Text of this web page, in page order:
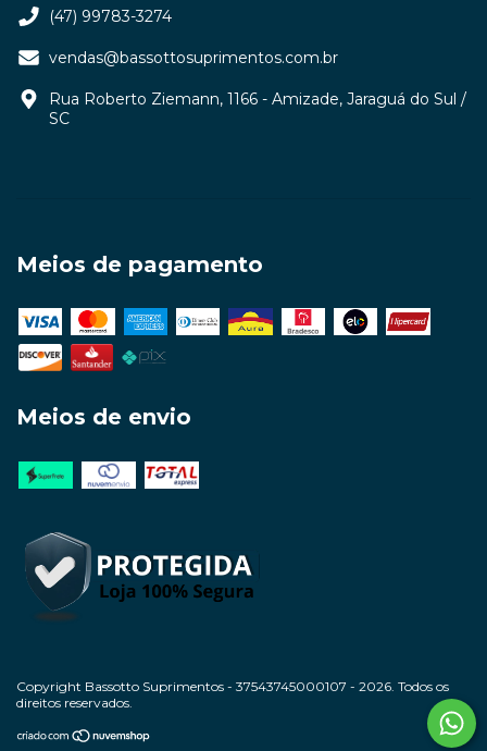
(47) 99783-3274
vendas@bassottosuprimentos.com.br
Rua Roberto Ziemann, 1166 - Amizade, Jaraguá do Sul /
SC
Meios de pagamento
Meios de envio
Copyright Bassotto Suprimentos - 37543745000107 - 2026. Todos os
direitos reservados.